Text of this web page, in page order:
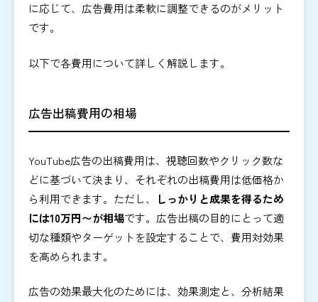
に応じて、広告費用は柔軟に調整できるのがメリット
です。
以下で各費用について詳しく解説します。
広告出稿費用の相場
YouTube広告の出稿費用は、視聴回数やクリック数な
どに基づいて決まり、それぞれの出稿費用は低価格か
ら利用できます。ただし、
しっかりと成果を得るため
には10万円〜が相場です。広告出稿の目的にとって適
切な種類やターゲットを設定することで、費用対効果
を高められます。
広告の効果最大化のためには、効果測定と、分析結果